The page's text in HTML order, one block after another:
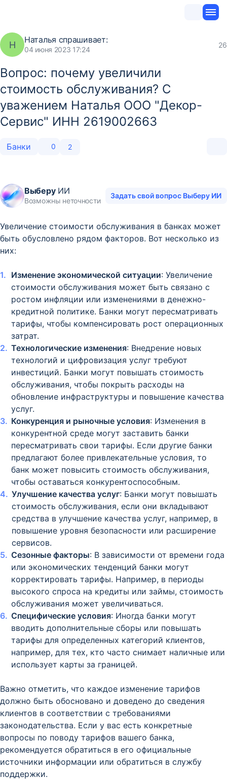
Н Наталья спрашивает:
04 июня 2023 17:24
26
Вопрос: почему увеличили
стоимость обслуживания? С
уважением Наталья ООО "Декор-
Сервис" ИНН 2619002663
Банки 0 2
ВыберуИИ
Возможны неточности
Задать свой вопрос Выберу ИИ
Увеличение стоимости обслуживания в банках может
быть обусловлено рядом факторов. Вот несколько из
них:
Изменение экономической ситуации: Увеличение
стоимости обслуживания может быть связано с
ростом инфляции или изменениями в денежно-
кредитной политике. Банки могут пересматривать
тарифы, чтобы компенсировать рост операционных
затрат.
Технологические изменения: Внедрение новых
технологий и цифровизация услуг требуют
инвестиций. Банки могут повышать стоимость
обслуживания, чтобы покрыть расходы на
обновление инфраструктуры и повышение качества
услуг.
Конкуренция и рыночные условия: Изменения в
конкурентной среде могут заставить банки
пересматривать свои тарифы. Если другие банки
предлагают более привлекательные условия, то
банк может повысить стоимость обслуживания,
чтобы оставаться конкурентоспособным.
Улучшение качества услуг: Банки могут повышать
стоимость обслуживания, если они вкладывают
средства в улучшение качества услуг, например, в
повышение уровня безопасности или расширение
сервисов.
Сезонные факторы: В зависимости от времени года
или экономических тенденций банки могут
корректировать тарифы. Например, в периоды
высокого спроса на кредиты или займы, стоимость
обслуживания может увеличиваться.
Специфические условия: Иногда банки могут
вводить дополнительные сборы или повышать
тарифы для определенных категорий клиентов,
например, для тех, кто часто снимает наличные или
использует карты за границей.
Важно отметить, что каждое изменение тарифов
должно быть обосновано и доведено до сведения
клиентов в соответствии с требованиями
законодательства. Если у вас есть конкретные
вопросы по поводу тарифов вашего банка,
рекомендуется обратиться в его официальные
источники информации или обратиться в службу
поддержки.